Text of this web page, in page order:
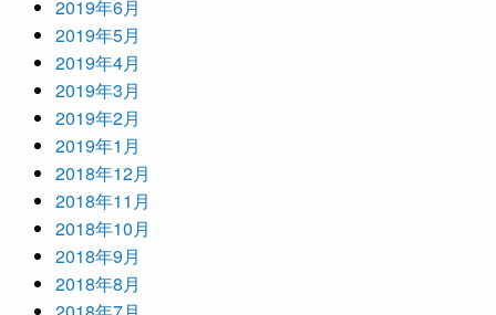
2019年6月
2019年5月
2019年4月
2019年3月
2019年2月
2019年1月
2018年12月
2018年11月
2018年10月
2018年9月
2018年8月